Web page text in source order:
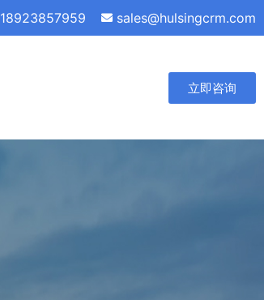
18923857959 sales@hulsingcrm.com
立即咨询